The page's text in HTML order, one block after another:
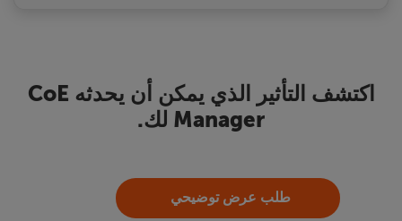
اكتشف التأثير الذي يمكن أن يحدثه CoE
Manager لك.
طلب عرض توضيحي